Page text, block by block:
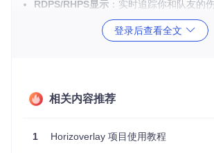
RDPS/RHPS显示 ：实时追踪你和队友的
：单人游戏时也能方便地查看战
然。
项目特点
登录后查看全文
相关内容推荐
1 Horizoverlay 项目使用教程